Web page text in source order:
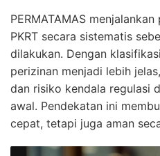
PERMATAMAS
PKRT secara sistematis
dilakukan. Dengan
perizinan menjadi lebih
dan risiko kendala regulasi
awal. Pendekatan ini
cepat, tetapi juga aman